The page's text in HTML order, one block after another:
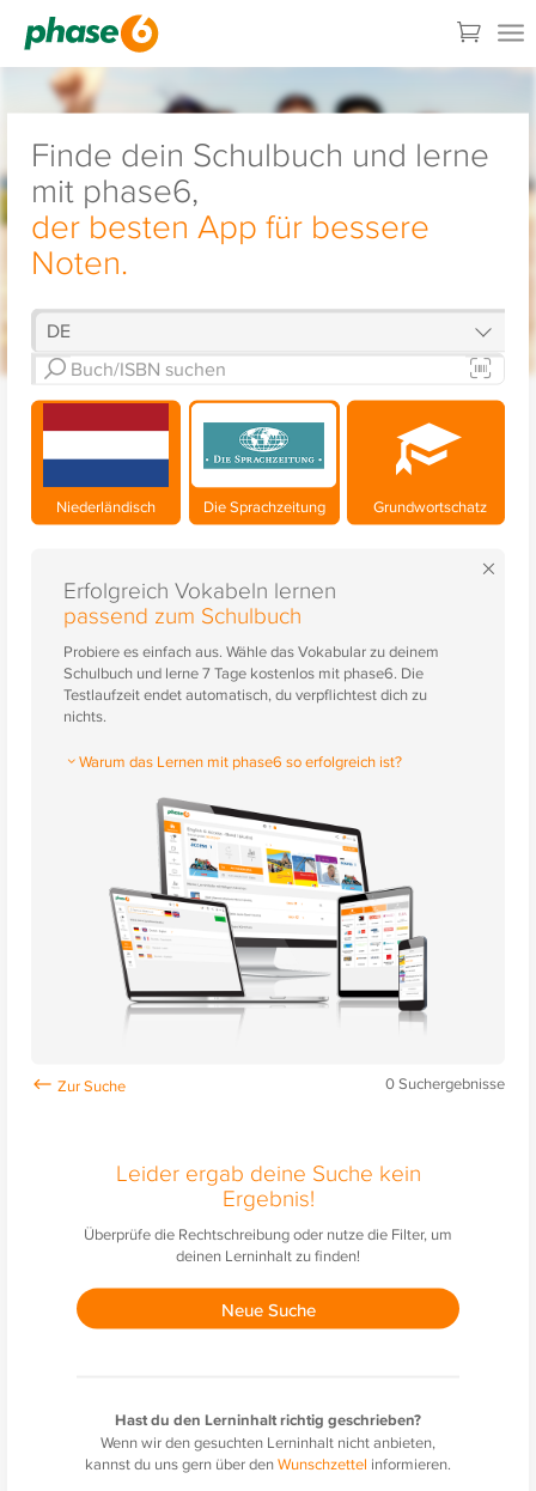
Finde dein Schulbuch und lerne
mit phase6,
der besten App für bessere
Noten.
Niederländisch Die Sprachzeitung Grundwortschatz
×
Erfolgreich Vokabeln lernen
passend zum Schulbuch
Probiere es einfach aus. Wähle das Vokabular zu deinem
Schulbuch und lerne 7 Tage kostenlos mit phase6. Die
Testlaufzeit endet automatisch, du verpflichtest dich zu
nichts.
Warum das Lernen mit phase6 so erfolgreich ist?
0Suchergebnisse
Leider ergab deine Suche kein
Ergebnis!
Überprüfe die Rechtschreibung oder nutze die Filter, um
deinen Lerninhalt zu finden!
Neue Suche
Hast du den Lerninhalt richtig geschrieben?
Wenn wir den gesuchten Lerninhalt nicht anbieten,
kannst du uns gern über denWunschzettel informieren.